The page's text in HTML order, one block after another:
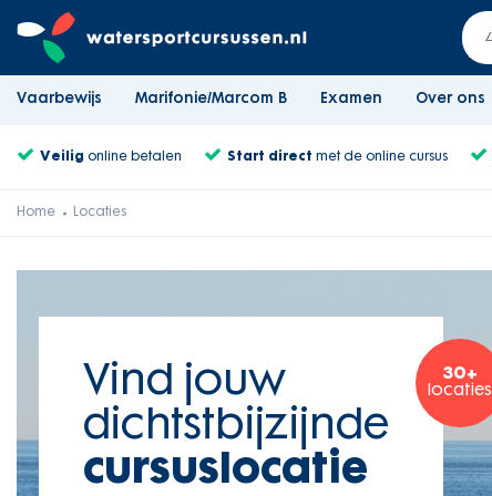
Vaarbewijs Marifonie/Marcom B Examen Over ons
Veilig online betalen Start direct met de online cursus
Home Locaties
Vind jouw
dichtstbijzijnde
cursuslocatie
30+
locaties